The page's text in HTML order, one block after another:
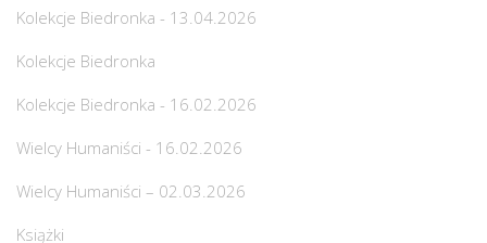
Kolekcje Biedronka - 13.04.2026
Kolekcje Biedronka
Kolekcje Biedronka - 16.02.2026
Wielcy Humaniści - 16.02.2026
Wielcy Humaniści – 02.03.2026
Książki